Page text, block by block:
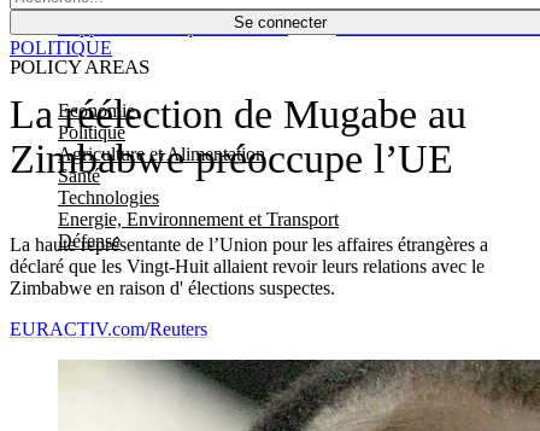
Se connecter
POLICY AREAS
Economie
Politique
Agriculture et Alimentation
Santé
Technologies
Energie, Environnement et Transport
Défense
Économie
La réélection de Mugabe au
Zimbabwe préoccupe l’UE
La haute représentante de l’Union pour les affaires étrangères a
déclaré que les Vingt-Huit allaient revoir leurs relations avec le
Zimbabwe en raison d' élections suspectes.
POLITIQUE
EURACTIV.com/Reuters